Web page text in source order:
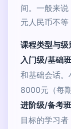
间。一般来
元人民币不等
课程类型与级
入门级/基础班
和基础会话
8000元（每
进阶级/备考班
目标的学习